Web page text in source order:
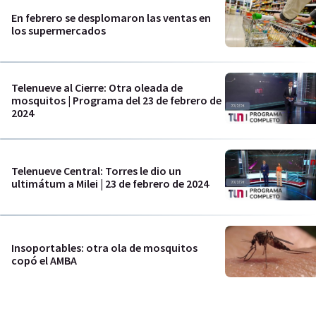
En febrero se desplomaron las ventas en
los supermercados
Telenueve al Cierre: Otra oleada de
mosquitos | Programa del 23 de febrero de
2024
Telenueve Central: Torres le dio un
ultimátum a Milei | 23 de febrero de 2024
Insoportables: otra ola de mosquitos
copó el AMBA